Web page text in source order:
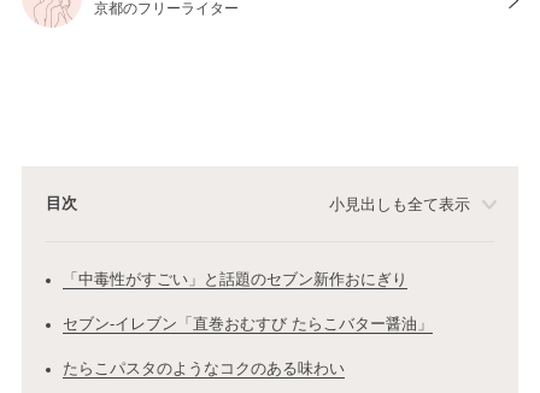
京都のフリーライター
目次 小見出しも全て表示
「中毒性がすごい」と話題のセブン新作おにぎり
セブン-イレブン「直巻おむすび たらこバター醤油」
たらこパスタのようなコクのある味わい